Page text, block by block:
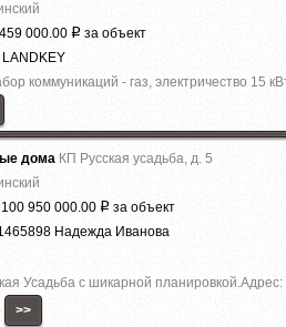
000.00 Р за объект
коммуникаций - газ, электричество 15
дома КП Русская усадьба, д. 5
950 000.00 Р за объект
Надежда Иванова
Усадьба с шикарной
>>